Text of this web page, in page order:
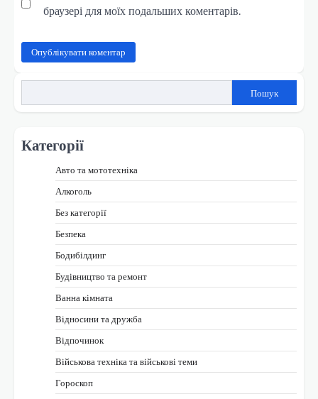
браузері для моїх подальших коментарів.
Пошук
Категорії
Авто та мототехніка
Алкоголь
Без категорії
Безпека
Бодибілдинг
Будівництво та ремонт
Ванна кімната
Відносини та дружба
Відпочинок
Військова техніка та військові теми
Гороскоп